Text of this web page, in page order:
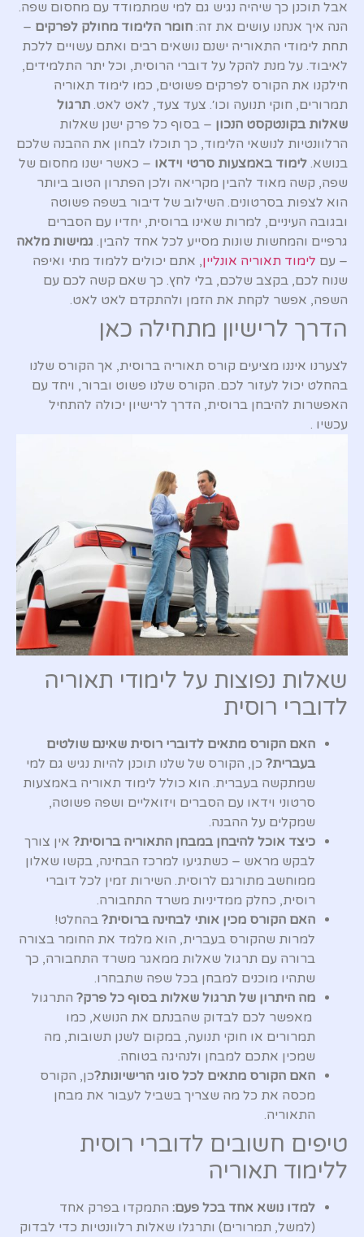
אבל תוכנן כך שיהיה נגיש גם למי שמתמודד עם מחסום שפה.
הנה איך אנחנו עושים את זה: חומר הלימוד מחולק לפרקים –
תחת לימודי התאוריה ישנם נושאים רבים ואתם עשויים ללכת
לאיבוד. על מנת להקל על דוברי הרוסית, וכל יתר התלמידים,
חילקנו את הקורס לפרקים פשוטים, כמו לימוד תאוריה
תמרורים, חוקי תנועה וכו׳. צעד צעד, לאט לאט. תרגול
שאלות בקונטקסט הנכון – בסוף כל פרק ישנן שאלות
הרלוונטיות לנושאי הלימוד, כך תוכלו לבחון את ההבנה שלכם
בנושא. לימוד באמצעות סרטי וידאו – כאשר ישנו מחסום של
שפה, קשה מאוד להבין מקריאה ולכן הפתרון הטוב ביותר
הוא לצפות בסרטונים. השילוב של דיבור בשפה פשוטה
ובגובה העיניים, למרות שאינו ברוסית, יחדיו עם הסברים
גרפיים והמחשות שונות מסייע לכל אחד להבין. גמישות מלאה
– עם לימוד תאוריה אונליין, אתם יכולים ללמוד מתי ואיפה
שנוח לכם, בקצב שלכם, בלי לחץ. כך שאם קשה לכם עם
השפה, אפשר לקחת את הזמן ולהתקדם לאט לאט.
הדרך לרישיון מתחילה כאן
לצערנו איננו מציעים קורס תאוריה ברוסית, אך הקורס שלנו
בהחלט יכול לעזור לכם. הקורס שלנו פשוט וברור, ויחד עם
האפשרות להיבחן ברוסית, הדרך לרישיון יכולה להתחיל
עכשיו .
שאלות נפוצות על לימודי תאוריה
לדוברי רוסית
האם הקורס מתאים לדוברי רוסית שאינם שולטים
בעברית? כן, הקורס של שלנו תוכנן להיות נגיש גם למי
שמתקשה בעברית. הוא כולל לימוד תאוריה באמצעות
סרטוני וידאו עם הסברים ויזואליים ושפה פשוטה,
שמקלים על ההבנה.
כיצד אוכל להיבחן במבחן התאוריה ברוסית? אין צורך
לבקש מראש – כשתגיעו למרכז הבחינה, בקשו שאלון
ממוחשב מתורגם לרוסית. השירות זמין לכל דוברי
רוסית, כחלק ממדיניות משרד התחבורה.
האם הקורס מכין אותי לבחינה ברוסית? בהחלט!
למרות שהקורס בעברית, הוא מלמד את החומר בצורה
ברורה עם תרגול שאלות ממאגר משרד התחבורה, כך
שתהיו מוכנים למבחן בכל שפה שתבחרו.
מה היתרון של תרגול שאלות בסוף כל פרק? התרגול
מאפשר לכם לבדוק שהבנתם את הנושא, כמו
תמרורים או חוקי תנועה, במקום לשנן תשובות, מה
שמכין אתכם למבחן ולנהיגה בטוחה.
האם הקורס מתאים לכל סוגי הרישיונות?כן, הקורס
מכסה את כל מה שצריך בשביל לעבור את מבחן
התאוריה.
טיפים חשובים לדוברי רוסית
ללימוד תאוריה
למדו נושא אחד בכל פעם: התמקדו בפרק אחד
(למשל, תמרורים) ותרגלו שאלות רלוונטיות כדי לבדוק